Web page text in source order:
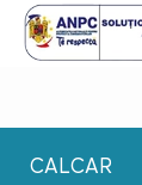
CALCAR